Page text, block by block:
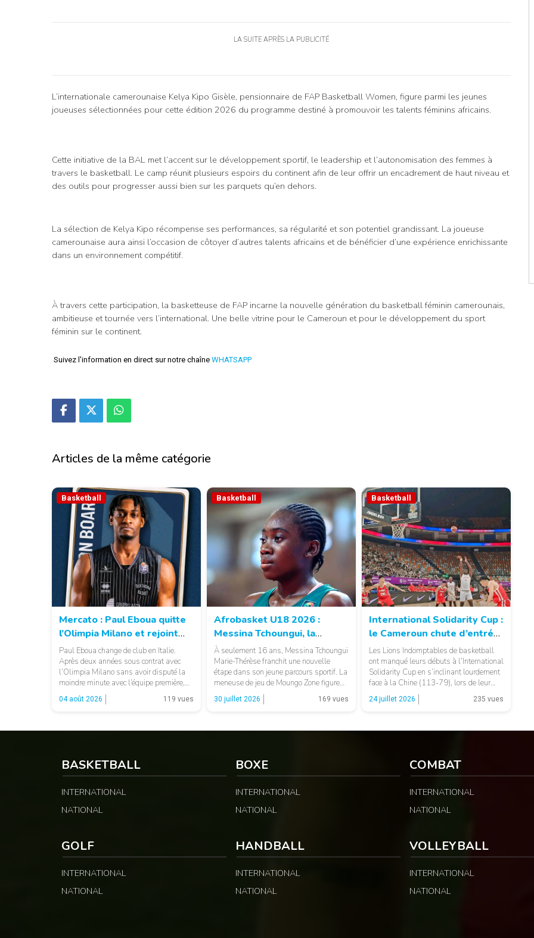
LA SUITE APRÈS LA PUBLICITÉ
L’internationale camerounaise Kelya Kipo Gisèle, pensionnaire de FAP Basketball Women, figure parmi les jeunes
joueuses sélectionnées pour cette édition 2026 du programme destiné à promouvoir les talents féminins africains.
Cette initiative de la BAL met l’accent sur le développement sportif, le leadership et l’autonomisation des femmes à
travers le basketball. Le camp réunit plusieurs espoirs du continent afin de leur offrir un encadrement de haut niveau et
des outils pour progresser aussi bien sur les parquets qu’en dehors.
La sélection de Kelya Kipo récompense ses performances, sa régularité et son potentiel grandissant. La joueuse
camerounaise aura ainsi l’occasion de côtoyer d’autres talents africains et de bénéficier d’une expérience enrichissante
dans un environnement compétitif.
À travers cette participation, la basketteuse de FAP incarne la nouvelle génération du basketball féminin camerounais,
ambitieuse et tournée vers l’international. Une belle vitrine pour le Cameroun et pour le développement du sport
féminin sur le continent.
Suivez l'information en direct sur notre chaîne WHATSAPP
Articles de la même catégorie
© Basket 237
Basketball
Mercato : Paul Eboua quitte
l’Olimpia Milano et rejoint
Derthona
Paul Eboua change de club en Italie.
Après deux années sous contrat avec
l’Olimpia Milano sans avoir disputé la
moindre minute avec l’équipe première,
l’international camerounais tourne
définitivement la page milanaise et
04 août 2026 119 vues
© 237lions.com
Basketball
Afrobasket U18 2026 :
Messina Tchoungui, la
nouvelle pépite du
basketball camerounais
À seulement 16 ans, Messina Tchoungui
Marie-Thérèse franchit une nouvelle
étape dans son jeune parcours sportif. La
meneuse de jeu de Moungo Zone figure
parmi les joueuses présélectionnées avec
les Lionnes U18 du Cameroun en vue de
30 juillet 2026 169 vues
Basketball
International Solidarity Cup :
le Cameroun chute d’entrée
face à la Chine
Les Lions Indomptables de basketball
ont manqué leurs débuts à l’International
Solidarity Cup en s’inclinant lourdement
face à la Chine (113-79), lors de leur
premier match disputé à Haikou. LA
SUITE APRÈS LA PUBLICITÉ Opposés
24 juillet 2026 235 vues
BASKETBALL
INTERNATIONAL
NATIONAL
BOXE
INTERNATIONAL
NATIONAL
COMBAT
INTERNATIONAL
NATIONAL
GOLF
INTERNATIONAL
NATIONAL
HANDBALL
INTERNATIONAL
NATIONAL
VOLLEYBALL
INTERNATIONAL
NATIONAL